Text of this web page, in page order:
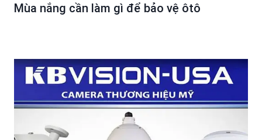
Mùa nắng cần làm gì để bảo vệ ôtô